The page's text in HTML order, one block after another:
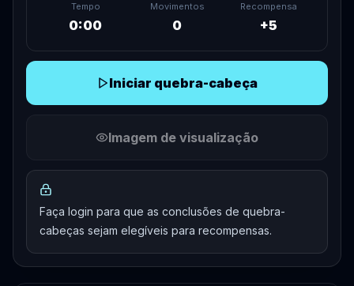
Tempo
0:00
Movimentos
0
Recompensa
+5
Iniciar quebra-cabeça
Imagem de visualização
Faça login para que as conclusões de quebra-
cabeças sejam elegíveis para recompensas.